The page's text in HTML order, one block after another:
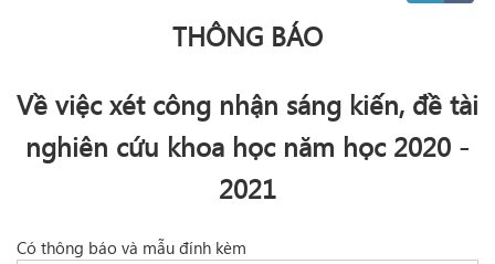
THÔNG BÁO
Về việc xét công nhận sáng kiến, đề tài
nghiên cứu khoa học năm học 2020 -
2021
Có thông báo và mẫu đính kèm